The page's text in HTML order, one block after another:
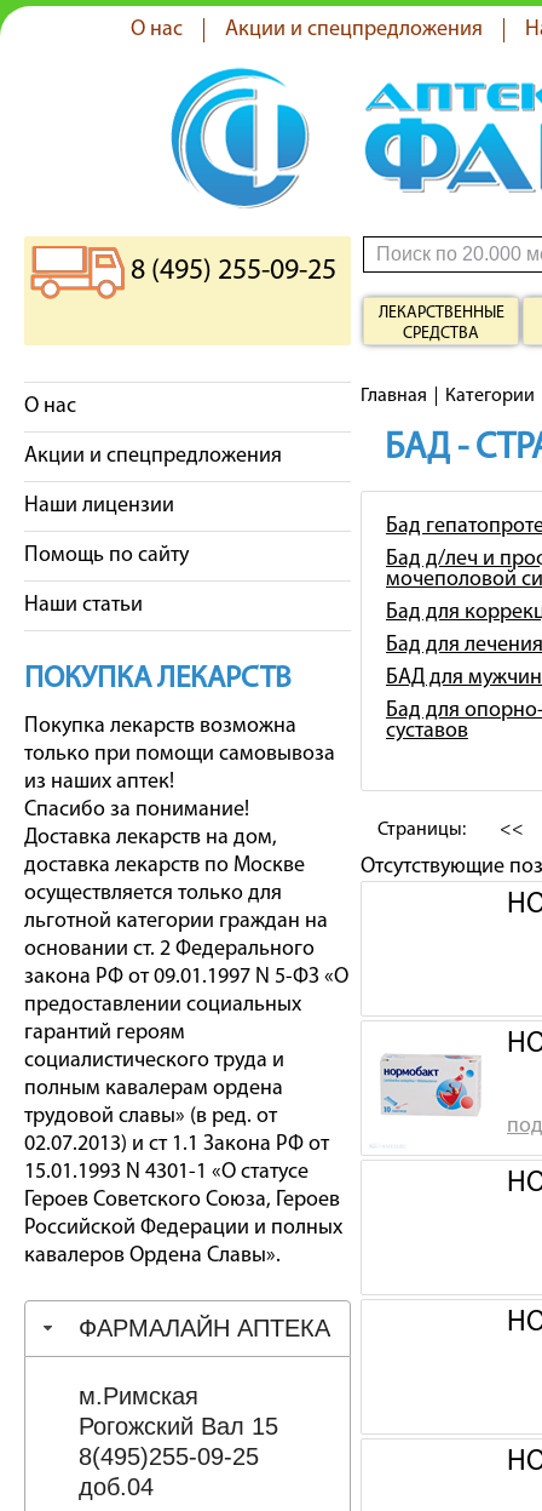
О нас Акции и спецпредложения
8 (495) 255-09-25
ЛЕКАРСТВЕННЫЕ
СРЕДСТВА
О нас
Акции и спецпредложения
Наши лицензии
Помощь по сайту
Наши статьи
ПОКУПКА ЛЕКАРСТВ
Покупка лекарств возможна
только при помощи самовывоза
из наших аптек!
Спасибо за понимание!
Доставка лекарств на дом,
доставка лекарств по Москве
осуществляется только для
льготной категории граждан на
основании ст. 2 Федерального
закона РФ от 09.01.1997 N 5-ФЗ «О
предоставлении социальных
гарантий героям
социалистического труда и
полным кавалерам ордена
трудовой славы» (в ред. от
02.07.2013) и ст 1.1 Закона РФ от
15.01.1993 N 4301-1 «О статусе
Героев Советского Союза, Героев
Российской Федерации и полных
кавалеров Ордена Славы».
ФАРМАЛАЙН АПТЕКА
м.Римская
Рогожский Вал 15
8(495)255-09-25
доб.04
Главная Категории
БАД -
Бад
Бад д/леч и
мочеполовой
Бад для
Бад для
БАД для мужчин
Бад для
суставов
Страницы: <<
Отсутствующие